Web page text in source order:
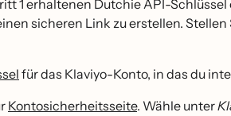
1 erhaltenen Dutchie API-
sicheren Link zu erstellen.
für das Klaviyo-Konto, in das du
Kontosicherheitsseite. Wähle unter